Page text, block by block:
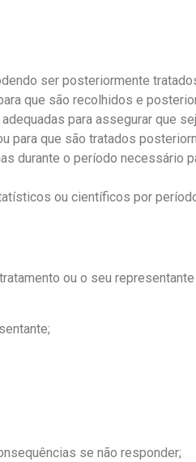
ser posteriormente
que são recolhidos e
para assegurar que
para que são tratados
durante o período necessário
ou científicos por
ou o seu
se não responder;